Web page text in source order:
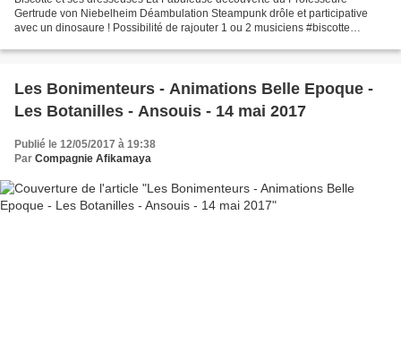
Gertrude von Niebelheim Déambulation Steampunk drôle et participative
avec un dinosaure ! Possibilité de rajouter 1 ou 2 musiciens #biscotte
Les Bonimenteurs - Animations Belle Epoque -
Les Botanilles - Ansouis - 14 mai 2017
Publié le 12/05/2017 à 19:38
Par Compagnie Afikamaya